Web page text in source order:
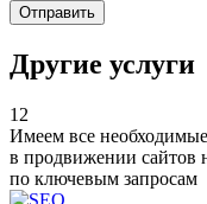
Отправить
Другие услуги
12
Имеем все
в продвижении сайтов
по ключевым запросам